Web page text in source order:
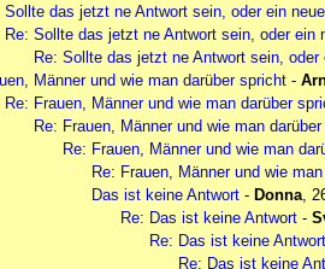
Sollte das jetzt ne Antwort sein, oder ein
Re: Sollte das jetzt ne Antwort sein, oder ein
Re: Sollte das jetzt ne Antwort sein,
Männer und wie man darüber spricht -
Re: Frauen, Männer und wie man darüber
Re: Frauen, Männer und wie man
Re: Frauen, Männer und wie man
Re: Frauen, Männer und wie
Das ist keine Antwort - Donna
Re: Das ist keine Antwort -
Re: Das ist keine Antwort
Re: Das ist keine